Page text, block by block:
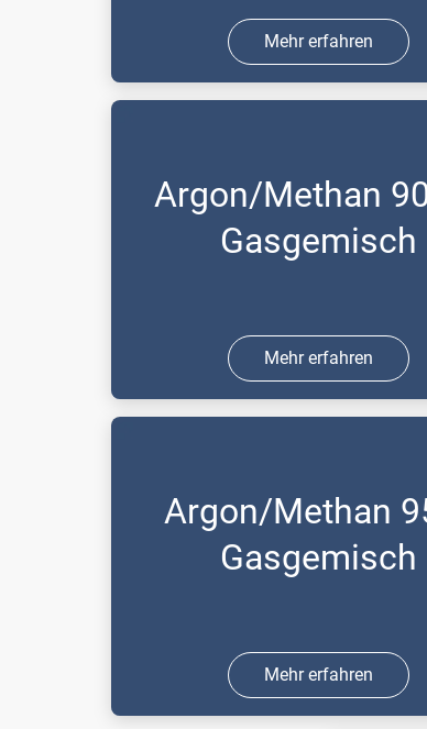
Mehr erfahren
Argon/Methan
Gasgemisch
Mehr erfahren
Argon/Methan
Gasgemisch
Mehr erfahren